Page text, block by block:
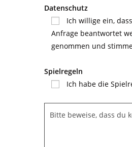
Datenschutz
Ich willige ein,
Anfrage beantwortet
genommen und
Spielregeln
Ich habe die
Bitte beweise, dass du